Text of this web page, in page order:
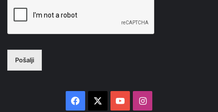
Pošalji
Facebook YouTubeInstagram